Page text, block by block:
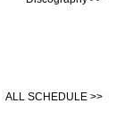
ALL SCHEDULE >>